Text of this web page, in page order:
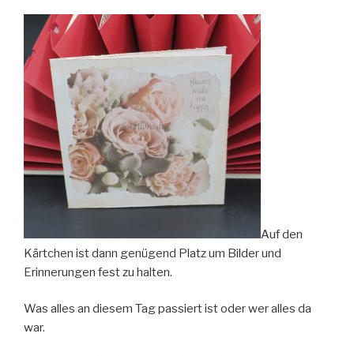
Auf den
Kärtchen ist dann genügend Platz um Bilder und
Erinnerungen fest zu halten.
Was alles an diesem Tag passiert ist oder wer alles da
war.